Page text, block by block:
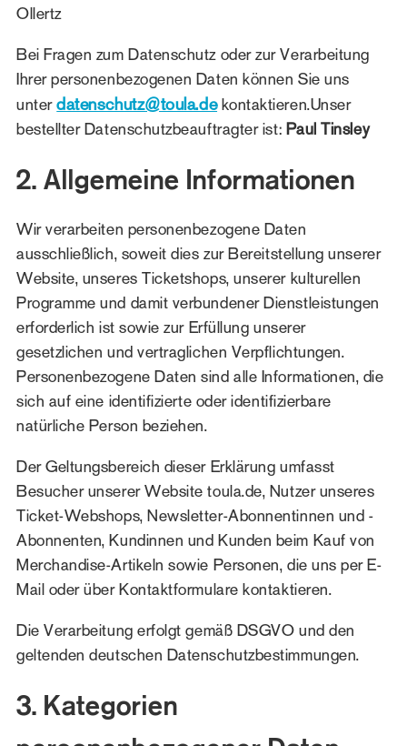
Ollertz
Bei Fragen zum Datenschutz oder zur Verarbeitung
Ihrer personenbezogenen Daten können Sie uns
unterdatenschutz@toula.dekontaktieren.Unser
bestellter Datenschutzbeauftragter ist: Paul Tinsley
2. Allgemeine Informationen
Wir verarbeiten personenbezogene Daten
ausschließlich, soweit dies zur Bereitstellung unserer
Website, unseres Ticketshops, unserer kulturellen
Programme und damit verbundener Dienstleistungen
erforderlich ist sowie zur Erfüllung unserer
gesetzlichen und vertraglichen Verpflichtungen.
Personenbezogene Daten sind alle Informationen, die
sich auf eine identifizierte oder identifizierbare
natürliche Person beziehen.
Der Geltungsbereich dieser Erklärung umfasst
Besucher unserer Website toula.de, Nutzer unseres
Ticket-Webshops, Newsletter-Abonnentinnen und -
Abonnenten, Kundinnen und Kunden beim Kauf von
Merchandise-Artikeln sowie Personen, die uns per E-
Mail oder über Kontaktformulare kontaktieren.
Die Verarbeitung erfolgt gemäß DSGVO und den
geltenden deutschen Datenschutzbestimmungen.
3. Kategorien